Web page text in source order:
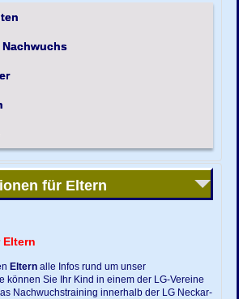
für Eltern
Eltern alle Infos rund um unser
können Sie Ihr Kind in einem der LG-Vereine
Nachwuchstraining innerhalb der LG Neckar-